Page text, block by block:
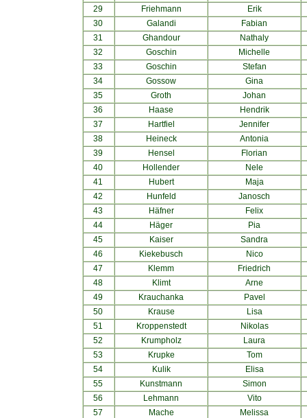
29
Friehmann
Erik
30
Galandi
Fabian
31
Ghandour
Nathaly
32
Goschin
Michelle
33
Goschin
Stefan
34
Gossow
Gina
35
Groth
Johan
36
Haase
Hendrik
37
Hartfiel
Jennifer
38
Heineck
Antonia
39
Hensel
Florian
40
Hollender
Nele
41
Hubert
Maja
42
Hunfeld
Janosch
43
Häfner
Felix
44
Häger
Pia
45
Kaiser
Sandra
46
Kiekebusch
Nico
47
Klemm
Friedrich
48
Klimt
Arne
49
Krauchanka
Pavel
50
Krause
Lisa
51
Kroppenstedt
Nikolas
52
Krumpholz
Laura
53
Krupke
Tom
54
Kulik
Elisa
55
Kunstmann
Simon
56
Lehmann
Vito
57
Mache
Melissa